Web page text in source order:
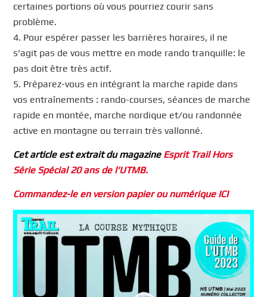
certaines portions où vous pourriez courir sans
problème.
4. Pour espérer passer les barrières horaires, il ne
s’agit pas de vous mettre en mode rando tranquille: le
pas doit être très actif.
5. Préparez-vous en intégrant la marche rapide dans
vos entraînements : rando-courses, séances de marche
rapide en montée, marche nordique et/ou randonnée
active en montagne ou terrain très vallonné.
Cet article est extrait du magazine Esprit Trail Hors
Série Spécial 20 ans de l’UTMB.
Commandez-le en version papier ou numérique ICI